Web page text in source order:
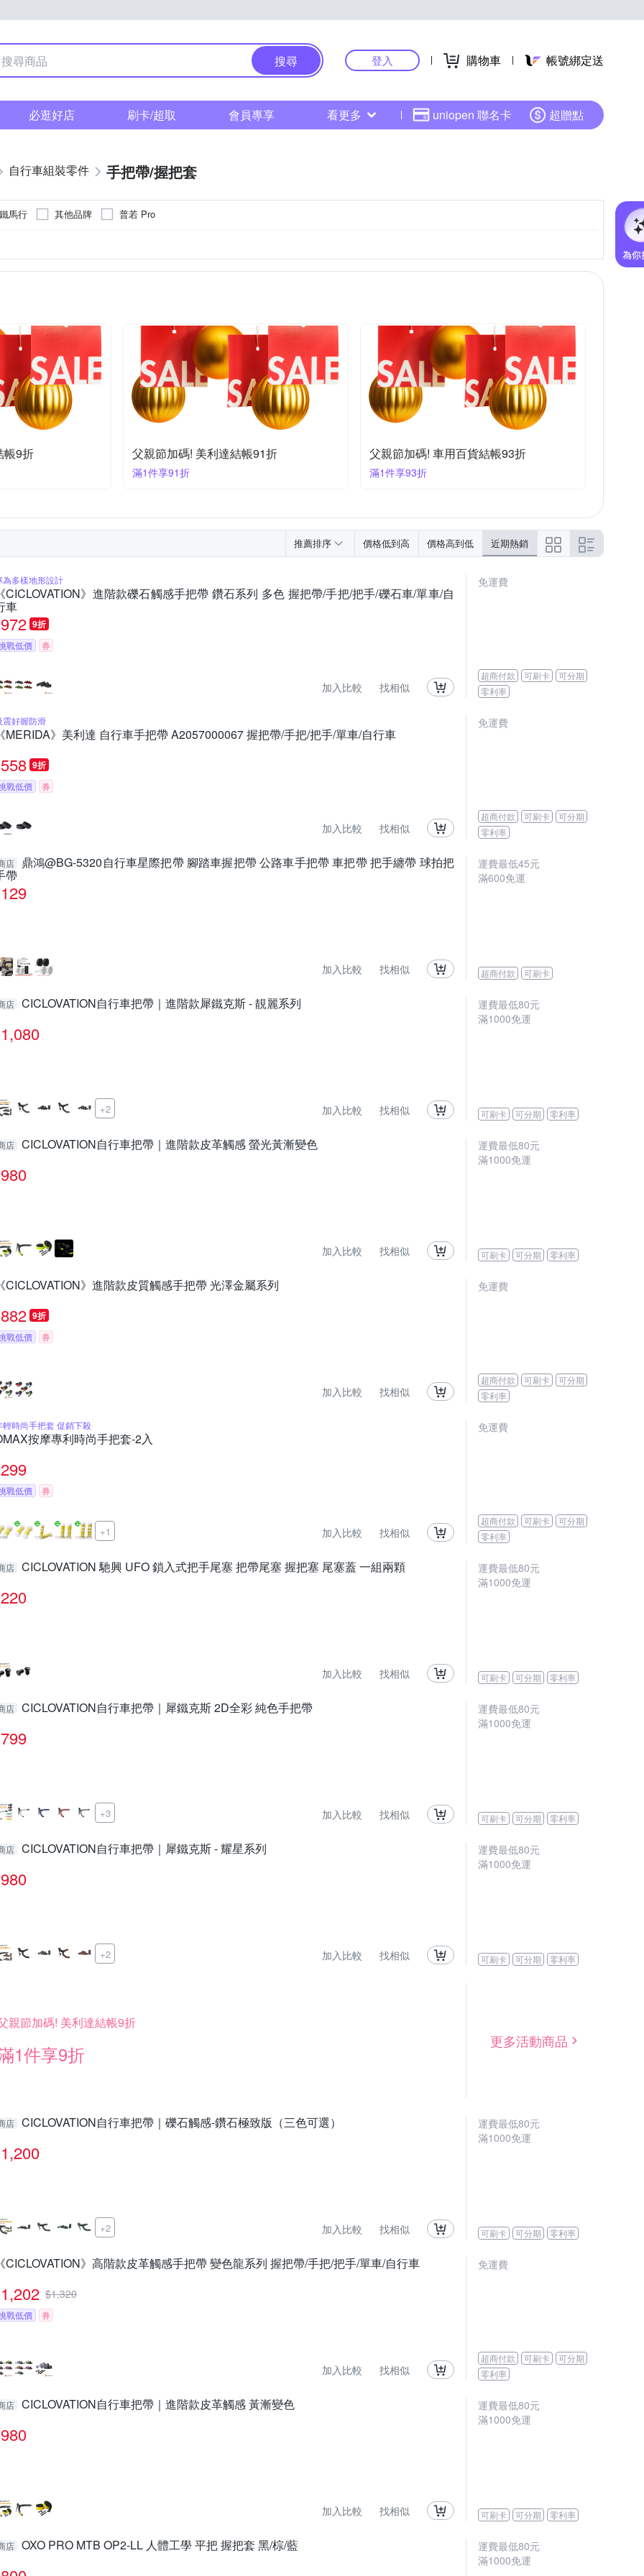
搜尋 登入 購物車 帳號綁定送
必逛好店 刷卡/超取 會員專享 看更多 uniopen 聯名卡 超贈點
自行車組裝零件 手把帶/握把套
馬行 其他品牌 普若 Pro
帳9折 父親節加碼! 美利達結帳91折
滿1件享91折
父親節加碼! 車用百貨結帳93折
滿1件享93折
推薦排序 價格低到高 價格高到低 近期熱銷
為多樣地形設計
CICLOVATION》進階款礫石觸感手把帶 鑽石系列 多色 握把帶/手把/把手/礫石車/單車/自
車
972 9折
戰低價 券
加入比較 找相似
免運費
超商付款 可刷卡
可分期
零利率
震好握防滑
MERIDA》美利達 自行車手把帶 A2057000067 握把帶/手把/把手/單車/自行車
558 9折
戰低價 券
加入比較 找相似
免運費
超商付款 可刷卡
可分期
零利率
店 鼎鴻@BG-5320自行車星際把帶 腳踏車握把帶 公路車手把帶 車把帶 把手纏帶 球拍把
帶
129
加入比較 找相似
運費最低45元
滿600免運
超商付款 可刷卡
店 CICLOVATION自行車把帶｜進階款犀鐵克斯 - 靚麗系列
1,080
+2 加入比較 找相似
運費最低80元
滿1000免運
可刷卡 可分期 零利率
店 CICLOVATION自行車把帶｜進階款皮革觸感 螢光黃漸變色
980
加入比較 找相似
運費最低80元
滿1000免運
可刷卡 可分期 零利率
CICLOVATION》進階款皮質觸感手把帶 光澤金屬系列
882 9折
戰低價 券
加入比較 找相似
免運費
超商付款 可刷卡
可分期
零利率
輕時尚手把套 促銷下殺
按摩專利時尚手把套-2入
299
戰低價 券
+1 加入比較 找相似
免運費
超商付款 可刷卡
可分期
零利率
店 CICLOVATION 馳興 UFO 鎖入式把手尾塞 把帶尾塞 握把塞 尾塞蓋 一組兩顆
220
加入比較 找相似
運費最低80元
滿1000免運
可刷卡 可分期 零利率
店 CICLOVATION自行車把帶｜犀鐵克斯 2D全彩 純色手把帶
799
+3 加入比較 找相似
運費最低80元
滿1000免運
可刷卡 可分期 零利率
店 CICLOVATION自行車把帶｜犀鐵克斯 - 耀星系列
980
+2 加入比較 找相似
運費最低80元
滿1000免運
可刷卡 可分期 零利率
親節加碼! 美利達結帳9折
1件享9折
更多活動商品
店 CICLOVATION自行車把帶｜礫石觸感-鑽石極致版（三色可選）
1,200
+2 加入比較 找相似
運費最低80元
滿1000免運
可刷卡 可分期 零利率
CICLOVATION》高階款皮革觸感手把帶 變色龍系列 握把帶/手把/把手/單車/自行車
1,202 $1,320
戰低價 券
加入比較 找相似
免運費
超商付款 可刷卡
可分期
零利率
店 CICLOVATION自行車把帶｜進階款皮革觸感 黃漸變色
980
加入比較 找相似
運費最低80元
滿1000免運
可刷卡 可分期 零利率
店 OXO PRO MTB OP2-LL 人體工學 平把 握把套 黑/棕/藍 運費最低80元
滿1000免運